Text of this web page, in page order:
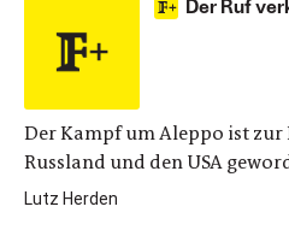
Der Ruf
Der Kampf um Aleppo ist
Russland und den USA
Lutz Herden